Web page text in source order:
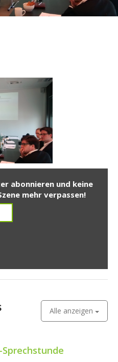
abonnieren und keine
mehr verpassen!
Alle anzeigen